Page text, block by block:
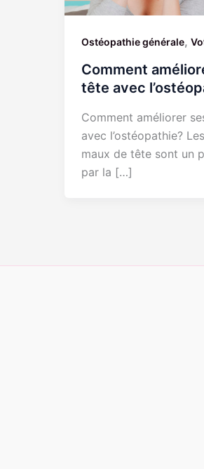
Ostéopathie générale,
Comment
tête avec
Comment améliorer
avec l’ostéopathie?
maux de tête sont un
par la […]